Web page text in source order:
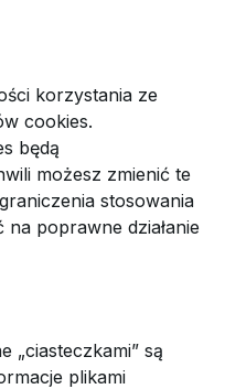
korzystania ze
cookies.
będą
możesz zmienić te
stosowania
poprawne działanie
„ciasteczkami” są
plikami